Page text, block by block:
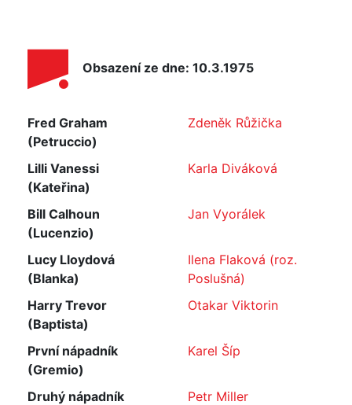
Obsazení ze dne: 10.3.1975
Fred Graham
(Petruccio)
Zdeněk Růžička
Lilli Vanessi
(Kateřina)
Karla Diváková
Bill Calhoun
(Lucenzio)
Jan Vyorálek
Lucy Lloydová
(Blanka)
Ilena Flaková (roz.
Poslušná)
Harry Trevor
(Baptista)
Otakar Viktorin
První nápadník
(Gremio)
Karel Šíp
Druhý nápadník
Petr Miller